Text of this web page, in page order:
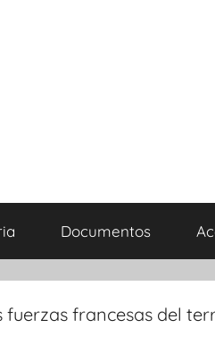
Documentos
francesas del